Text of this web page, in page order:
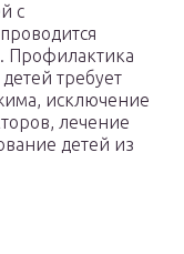
с
Профилактика
требует
исключение
лечение
детей из